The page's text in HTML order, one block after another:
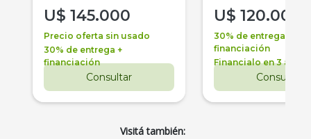
U$ 145.000
Precio oferta sin usado
30% de entrega +
financiación
Consultar
U$ 120.000
30% de entrega +
financiación
Financialo en 3 años
Consultar
Visitá también: